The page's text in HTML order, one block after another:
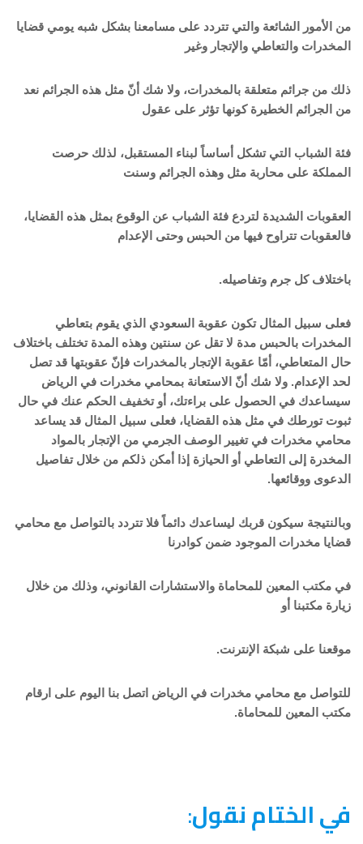
من الأمور الشائعة والتي تتردد على مسامعنا بشكل شبه يومي قضايا
المخدرات والتعاطي والإتجار وغير
ذلك من جرائم متعلقة بالمخدرات، ولا شك أنّ مثل هذه الجرائم نعد
من الجرائم الخطيرة كونها تؤثر على عقول
فئة الشباب التي تشكل أساساً لبناء المستقبل، لذلك حرصت
المملكة على محاربة مثل وهذه الجرائم وسنت
العقوبات الشديدة لتردع فئة الشباب عن الوقوع بمثل هذه القضايا،
فالعقوبات تتراوح فيها من الحبس وحتى الإعدام
باختلاف كل جرم وتفاصيله.
فعلى سبيل المثال تكون عقوبة السعودي الذي يقوم بتعاطي
المخدرات بالحبس مدة لا تقل عن سنتين وهذه المدة تختلف باختلاف
حال المتعاطي، أمّا عقوبة الإتجار بالمخدرات فإنّ عقوبتها قد تصل
لحد الإعدام. ولا شك أنّ الاستعانة بمحامي مخدرات في الرياض
سيساعدك في الحصول على براءتك، أو تخفيف الحكم عنك في حال
ثبوت تورطك في مثل هذه القضايا، فعلى سبيل المثال قد يساعد
محامي مخدرات في تغيير الوصف الجرمي من الإتجار بالمواد
المخدرة إلى التعاطي أو الحيازة إذا أمكن ذلكم من خلال تفاصيل
الدعوى ووقائعها.
وبالنتيجة سيكون قربك ليساعدك دائماً فلا تتردد بالتواصل مع محامي
قضايا مخدرات الموجود ضمن كوادرنا
في مكتب المعين للمحاماة والاستشارات القانوني، وذلك من خلال
زيارة مكتبنا أو
موقعنا على شبكة الإنترنت.
للتواصل مع محامي مخدرات في الرياض اتصل بنا اليوم على ارقام
مكتب المعين للمحاماة.
في الختام نقول: